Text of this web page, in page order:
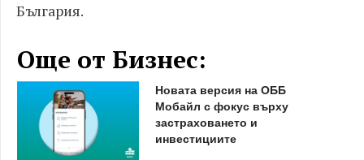
България.
Още от Бизнес:
Новата версия на ОББ
Мобайл с фокус върху
застраховането и
инвестициите